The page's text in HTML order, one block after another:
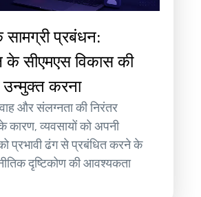
सामग्री प्रबंधन:
सीएमएस विकास की
उन्मुक्त करना
और संलग्नता की निरंतर
व्यवसायों को अपनी
प्रभावी ढंग से प्रबंधित करने के
दृष्टिकोण की आवश्यकता